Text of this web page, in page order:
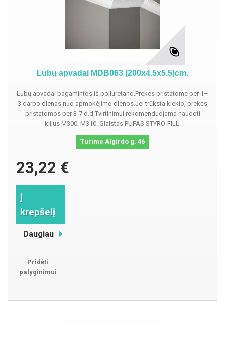
Lubų apvadai MDB063 (200x4.5x5.5)cm.
Lubų apvadai pagamintos iš poliuretano.Prekes pristatome per 1–
3 darbo dienas nuo apmokėjimo dienos.Jei trūksta kiekio, prekės
pristatomos per 3-7 d.d.Tvirtinimui rekomenduojama naudoti
klijus M300. M310. Glaistas PUFAS STYRO-FILL.
Turime Algirdo g. 46
23,22 €
Į
krepšelį
Daugiau
Pridėti
palyginimui